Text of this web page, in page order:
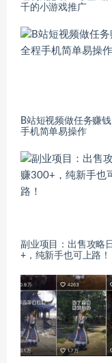
千的小游戏推广
B站短视频做任务赚
手机简单易操作
副业项目：出售攻略
+，纯新手也可上路！